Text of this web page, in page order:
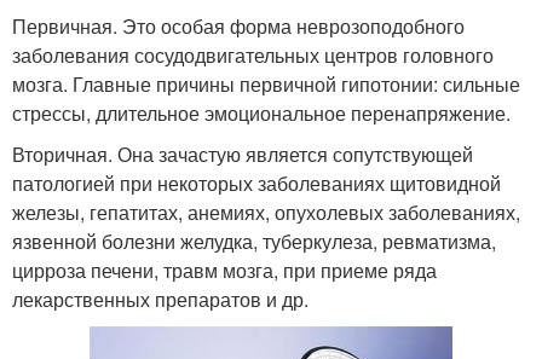
Первичная. Это особая форма неврозоподобного
заболевания сосудодвигательных центров головного
мозга. Главные причины первичной гипотонии: сильные
стрессы, длительное эмоциональное перенапряжение.
Вторичная. Она зачастую является сопутствующей
патологией при некоторых заболеваниях щитовидной
железы, гепатитах, анемиях, опухолевых заболеваниях,
язвенной болезни желудка, туберкулеза, ревматизма,
цирроза печени, травм мозга, при приеме ряда
лекарственных препаратов и др.